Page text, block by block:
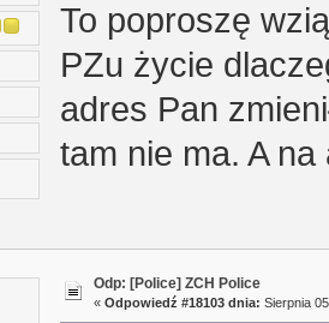
To poproszę
PZu życie
adres Pan
tam nie ma. A
Odp: [Police] ZCH Police
« Odpowiedź #18103 dnia: Sierpnia